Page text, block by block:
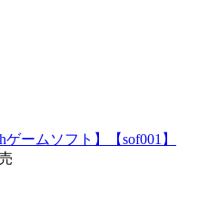
ームソフト】【sof001】